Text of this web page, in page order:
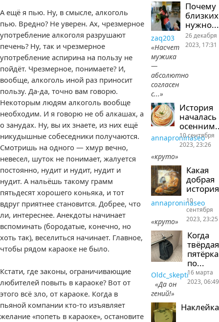
А ещё я пью. Ну, в смысле, алкоголь
пью. Вредно? Не уверен. Ах, чрезмерное
употребление алкоголя разрушают
печень? Ну, так и чрезмерное
употребление аспирина на пользу не
пойдёт. Чрезмерное, понимаете? И,
вообще, алкоголь иной раз приносит
пользу. Да-да, точно вам говорю.
Некоторым людям алкоголь вообще
необходим. И я говорю не об алкашах, а
о занудах. Ну, вы их знаете, из них ещё
никудышные собеседники получаются.
Смотришь на одного — хмур вечно,
невесел, шуток не понимает, жалуется
постоянно, нудит и нудит, нудит и
нудит. А нальёшь такому грамм
пятьдесят хорошего коньяка, и тот
вдруг приятнее становится. Добрее, что
ли, интереснее. Анекдоты начинает
вспоминать (бородатые, конечно, но
хоть так), веселиться начинает. Главное,
чтобы рядом караоке не было.
Кстати, где законы, ограничивающие
любителей повыть в караоке? Вот от
этого всё зло, от караоке. Когда в
пьяной компании кто-то изъявляет
желание «попеть в караоке», остановите
Почему
близких
нужно...
zaq203
«Насчет
мужика
—
абсолютно
согласен
с...»
26 декабря
2023, 17:31
История
началась
annaproninaseo
«круто»
10 сентября
2023, 23:26
Какая
добрая
история
annaproninaseo
«круто»
10
сентября
2023, 23:25
Когда
твёрдая
пятёрка
по...
Oldc_skepti
«Да он
гений!»
16 марта
2023, 06:49
Наклейка